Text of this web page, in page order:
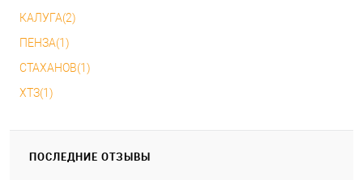
КАЛУГА(2)
ПЕНЗА(1)
СТАХАНОВ(1)
ХТЗ(1)
ПОСЛЕДНИЕ ОТЗЫВЫ